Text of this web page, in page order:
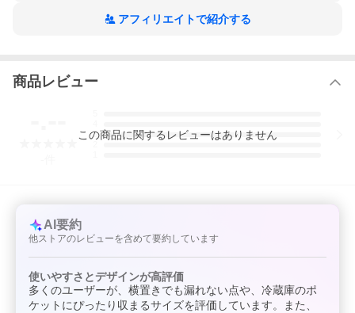
アフィリエイトで紹介する
商品レビュー
3
この商品に関するレビューはありません
AI要約
他ストアのレビューを含めて要約しています
使いやすさとデザインが高評価
多くのユーザーが、横置きでも漏れない点や、冷蔵庫のポ
ケットにぴったり収まるサイズを評価しています。また、